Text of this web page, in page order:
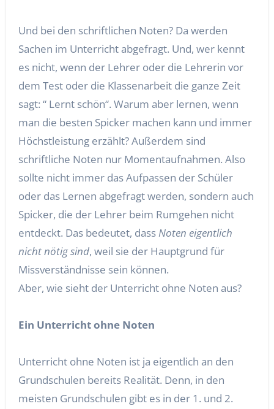
Und bei den schriftlichen Noten? Da werden
Sachen im Unterricht abgefragt. Und, wer kennt
es nicht, wenn der Lehrer oder die Lehrerin vor
dem Test oder die Klassenarbeit die ganze Zeit
sagt: “ Lernt schön“. Warum aber lernen, wenn
man die besten Spicker machen kann und immer
Höchstleistung erzählt? Außerdem sind
schriftliche Noten nur Momentaufnahmen. Also
sollte nicht immer das Aufpassen der Schüler
oder das Lernen abgefragt werden, sondern auch
Spicker, die der Lehrer beim Rumgehen nicht
entdeckt. Das bedeutet, dassNoten eigentlich
nicht nötig sind, weil sie der Hauptgrund für
Missverständnisse sein können.
Aber, wie sieht der Unterricht ohne Noten aus?
Ein Unterricht ohne Noten
Unterricht ohne Noten ist ja eigentlich an den
Grundschulen bereits Realität. Denn, in den
meisten Grundschulen gibt es in der 1. und 2.